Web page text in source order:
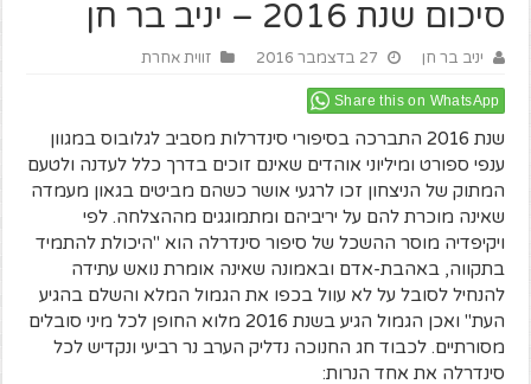
סיכום שנת 2016 – יניב בר חן
יניב בר חן 27 בדצמבר 2016 זווית אחרת
Share this on WhatsApp
שנת 2016 התברכה בסיפורי סינדרלות מסביב לגלובוס במגוון
ענפי ספורט ומיליוני אוהדים שאינם זוכים בדרך כלל לעדנה ולטעם
המתוק של הניצחון זכו לרגעי אושר כשהם מביטים בגאון מעמדה
שאינה מוכרת להם על יריביהם ומתמוגגים מההצלחה. לפי
ויקיפדיה מוסר ההשכל של סיפור סינדרלה הוא "היכולת להתמיד
בתקווה, באהבת-אדם ובאמונה שאינה אומרת נואש עתידה
להנחיל לסובל על לא עוול בכפו את הגמול המלא והשלם בהגיע
העת" ואכן הגמול הגיע בשנת 2016 מלוא החופן לכל מיני סובלים
מסורתיים. לכבוד חג החנוכה נדליק הערב נר רביעי ונקדיש לכל
סינדרלה את אחד הנרות: